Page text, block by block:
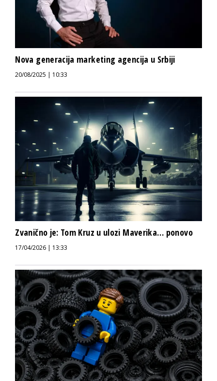
Nova generacija marketing agencija u Srbiji
20/08/2025 | 10:33
Zvanično je: Tom Kruz u ulozi Maverika… ponovo
17/04/2026 | 13:33